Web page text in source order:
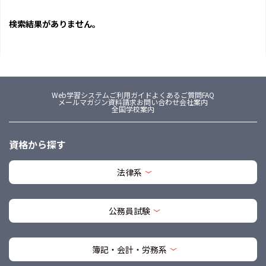
検索結果がありません。
Web学習システムご利用ガイドよくあるご質問FAQ
メールマガジン資料請求お問い合わせ会社案内
全国学校案内
資格から探す
法律系
公務員試験
簿記・会計・労務系